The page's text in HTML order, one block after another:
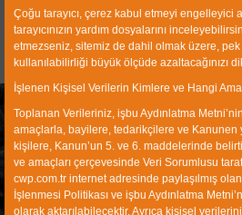
İnce Kömür
Tesisleri
Çoğu tarayıcı, çerez kabul etmeyi engelleyici
tarayıcınızın yardım dosyalarını
etmezseniz, sitemiz de dahil olmak üzere, pek
kullanılabilirliği büyük ölçüde azaltacağınızı
İşlenen Kişisel Verilerin Kimlere ve Hangi
Toplanan Verileriniz, işbu Aydınlatma
amaçlarla, bayilere, tedarikçilere ve Kanunen
kişilere, Kanun’un 5. ve 6. maddelerinde
ve amaçları çerçevesinde Veri Sorumlusu
cwp.com.tr internet adresinde paylaşılmış
İşlenmesi Politikası ve işbu Aydınlatma
olarak aktarılabilecektir. Ayrıca kişisel